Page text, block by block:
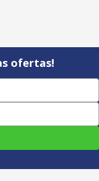
ofertas!